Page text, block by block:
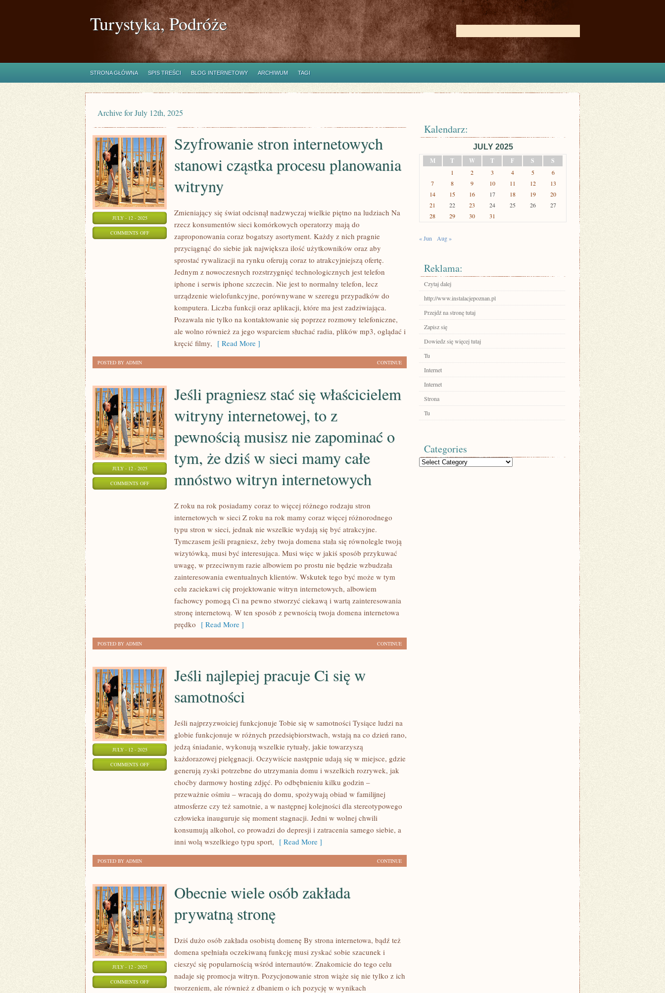
Turystyka, Podróże
STRONA GŁÓWNA SPIS TREŚCI BLOG INTERNETOWY ARCHIWUM TAGI
Archive for July 12th, 2025
JULY - 12 - 2025
COMMENTS OFFON
INTERNETOWYCH
PLANOWANIA
Szyfrowanie stron internetowych
stanowi cząstka procesu planowania
witryny
Zmieniający się świat odcisnął nadzwyczaj wielkie piętno na ludziach Na
rzecz konsumentów sieci komórkowych operatorzy mają do
zaproponowania coraz bogatszy asortyment. Każdy z nich pragnie
przyciągnąć do siebie jak największa ilość użytkowników oraz aby
sprostać rywalizacji na rynku oferują coraz to atrakcyjniejszą ofertę.
Jednym z nowoczesnych rozstrzygnięć technologicznych jest telefon
iphone i serwis iphone szczecin. Nie jest to normalny telefon, lecz
urządzenie wielofunkcyjne, porównywane w szeregu przypadków do
komputera. Liczba funkcji oraz aplikacji, które ma jest zadziwiająca.
Pozawala nie tylko na kontaktowanie się poprzez rozmowy telefoniczne,
ale wolno również za jego wsparciem słuchać radia, plików mp3, oglądać i
kręcić filmy, [ Read More ]
CONTINUE
POSTED BY ADMIN
JULY - 12 - 2025
COMMENTS OFFON
PRAGNIESZ
WŁAŚCICIELEM
INTERNETOWEJ,
TYM,
ŻE
DZIŚ
W
SIECI
MAMY
CAŁE
MNÓSTWO
WITRYN
INTERNETOWYCH
Jeśli pragniesz stać się właścicielem
witryny internetowej, to z
pewnością musisz nie zapominać o
tym, że dziś w sieci mamy całe
mnóstwo witryn internetowych
Z roku na rok posiadamy coraz to więcej różnego rodzaju stron
internetowych w sieci Z roku na rok mamy coraz więcej różnorodnego
typu stron w sieci, jednak nie wszelkie wydają się być atrakcyjne.
Tymczasem jeśli pragniesz, żeby twoja domena stała się równolegle twoją
wizytówką, musi być interesująca. Musi więc w jakiś sposób przykuwać
uwagę, w przeciwnym razie albowiem po prostu nie będzie wzbudzała
zainteresowania ewentualnych klientów. Wskutek tego być może w tym
celu zaciekawi cię projektowanie witryn internetowych, albowiem
fachowcy pomogą Ci na pewno stworzyć ciekawą i wartą zainteresowania
stronę internetową. W ten sposób z pewnością twoja domena internetowa
prędko [ Read More ]
CONTINUE
POSTED BY ADMIN
JULY - 12 - 2025
COMMENTS OFFON
Jeśli najlepiej pracuje Ci się w
samotności
Jeśli najprzyzwoiciej funkcjonuje Tobie się w samotności Tysiące ludzi na
globie funkcjonuje w różnych przedsiębiorstwach, wstają na co dzień rano,
jedzą śniadanie, wykonują wszelkie rytuały, jakie towarzyszą
każdorazowej pielęgnacji. Oczywiście następnie udają się w miejsce, gdzie
generują zyski potrzebne do utrzymania domu i wszelkich rozrywek, jak
choćby darmowy hosting zdjęć. Po odbębnieniu kilku godzin –
przeważnie ośmiu – wracają do domu, spożywają obiad w familijnej
atmosferze czy też samotnie, a w następnej kolejności dla stereotypowego
człowieka inauguruje się moment stagnacji. Jedni w wolnej chwili
konsumują alkohol, co prowadzi do depresji i zatracenia samego siebie, a
inni wolą wszelkiego typu sport, [ Read More ]
CONTINUE
POSTED BY ADMIN
JULY - 12 - 2025
COMMENTS OFFON
Obecnie wiele osób zakłada
prywatną stronę
Dziś dużo osób zakłada osobistą domenę By strona internetowa, bądź też
domena spełniała oczekiwaną funkcję musi zyskać sobie szacunek i
cieszyć się popularnością wśród internautów. Znakomicie do tego celu
nadaje się promocja witryn. Pozycjonowanie stron wiąże się nie tylko z ich
tworzeniem, ale również z dbaniem o ich pozycję w wynikach
Kalendarz:
JULY 2025
M
T W T F S S
1 2 3 4 5
6
7
8 9 10 11 12
13
14
15 16 17 18 19
20
21
22 23 24 25 26
27
28
29 30 31
« Jun Aug »
Reklama:
Czytaj dalej
http://www.instalacjepoznan.pl
Przejdź na stronę tutaj
Zapisz się
Dowiedz się więcej tutaj
Tu
Internet
Internet
Strona
Tu
Categories
Categories